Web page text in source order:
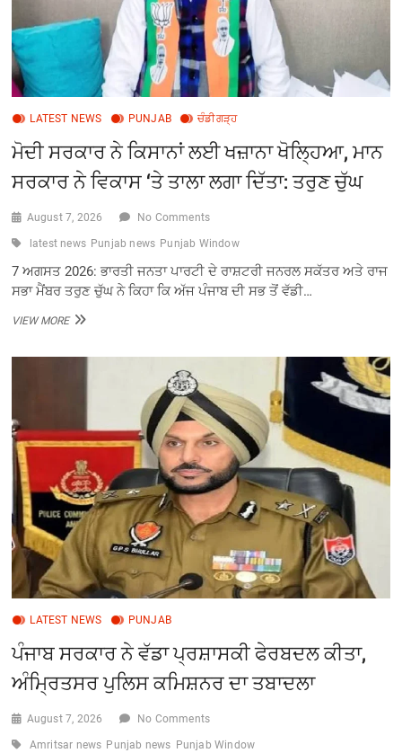
LATEST NEWS PUNJAB ਚੰਡੀਗੜ੍ਹ
ਮੋਦੀ ਸਰਕਾਰ ਨੇ ਕਿਸਾਨਾਂ ਲਈ ਖਜ਼ਾਨਾ ਖੋਲ੍ਹਿਆ, ਮਾਨ
ਸਰਕਾਰ ਨੇ ਵਿਕਾਸ ‘ਤੇ ਤਾਲਾ ਲਗਾ ਦਿੱਤਾ: ਤਰੁਣ ਚੁੱਘ
August 7, 2026 No Comments
latest news Punjab news Punjab Window
7 ਅਗਸਤ 2026: ਭਾਰਤੀ ਜਨਤਾ ਪਾਰਟੀ ਦੇ ਰਾਸ਼ਟਰੀ ਜਨਰਲ ਸਕੱਤਰ ਅਤੇ ਰਾਜ
ਸਭਾ ਮੈਂਬਰ ਤਰੁਣ ਚੁੱਘ ਨੇ ਕਿਹਾ ਕਿ ਅੱਜ ਪੰਜਾਬ ਦੀ ਸਭ ਤੋਂ ਵੱਡੀ…
VIEW MOREਮੋਦੀ
ਮਾਨ
ਸਰਕਾਰ
ਨੇ
ਵਿਕਾਸ
‘ਤੇ
ਤਾਲਾ
ਲਗਾ
ਦਿੱਤਾ:
ਤਰੁਣ
ਚੁੱਘ
LATEST NEWS PUNJAB
ਪੰਜਾਬ ਸਰਕਾਰ ਨੇ ਵੱਡਾ ਪ੍ਰਸ਼ਾਸਕੀ ਫੇਰਬਦਲ ਕੀਤਾ,
ਅੰਮ੍ਰਿਤਸਰ ਪੁਲਿਸ ਕਮਿਸ਼ਨਰ ਦਾ ਤਬਾਦਲਾ
August 7, 2026 No Comments
Amritsar news Punjab news Punjab Window